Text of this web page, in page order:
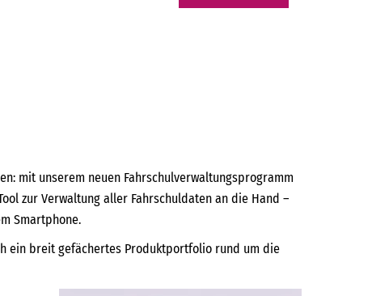
mit unserem neuen Fahrschulverwaltungsprogramm
zur Verwaltung aller Fahrschuldaten an die Hand –
Smartphone.
ein breit gefächertes Produktportfolio rund um die